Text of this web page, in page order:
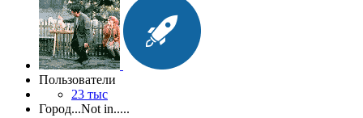
Пользователи
23 тыс
Город...Not in.....